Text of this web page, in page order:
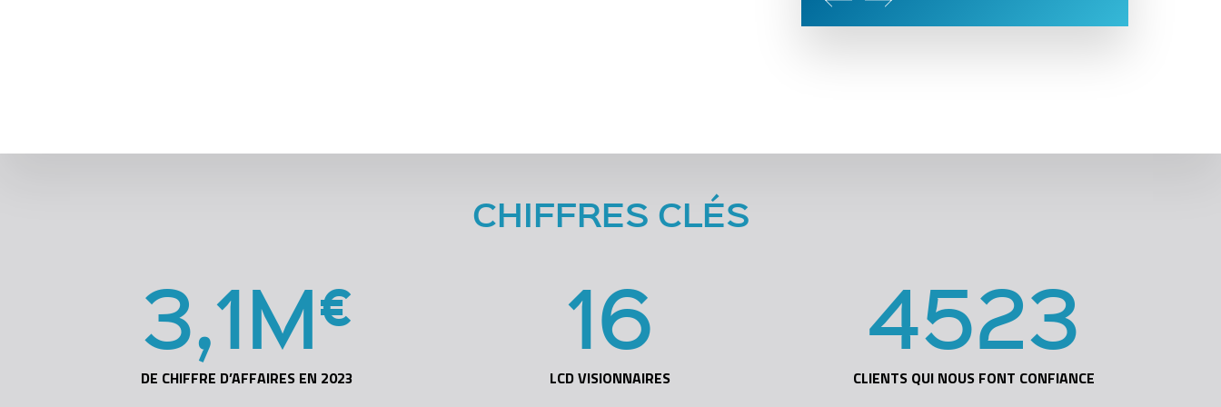
CHIFFRES CLÉS
3,1M€
DE CHIFFRE D’AFFAIRES EN 2023
16
LCD VISIONNAIRES
4523
CLIENTS QUI NOUS FONT CONFIANCE